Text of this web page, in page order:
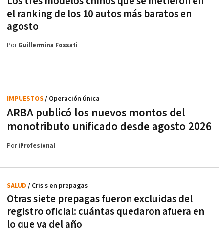
el ranking de los 10 autos más baratos en
agosto
PorGuillermina Fossati
ARBA publicó los nuevos montos del
monotributo unificado desde agosto 2026
IMPUESTOS / Operación única
PoriProfesional
Otras siete prepagas fueron excluidas del
registro oficial: cuántas quedaron afuera en
lo que va del año
SALUD / Crisis en prepagas